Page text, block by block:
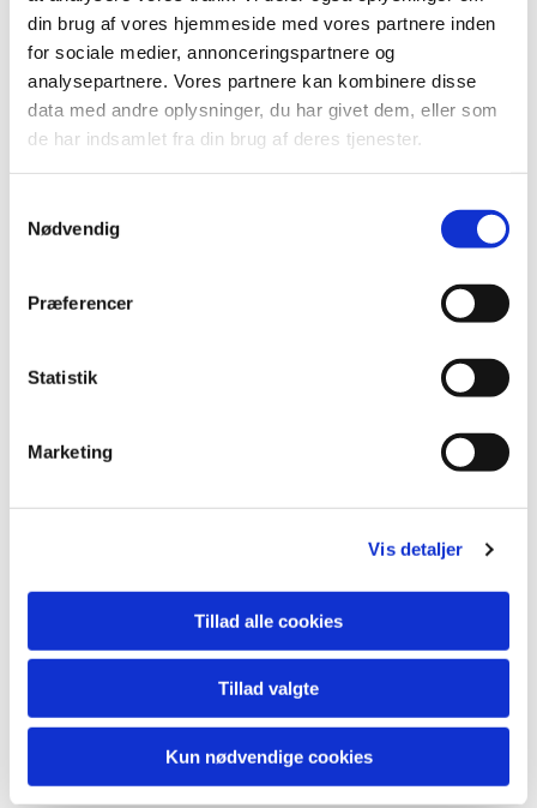
din brug af vores hjemmeside med vores partnere inden
for sociale medier, annonceringspartnere og
analysepartnere. Vores partnere kan kombinere disse
data med andre oplysninger, du har givet dem, eller som
de har indsamlet fra din brug af deres tjenester.
Nødvendig
Præferencer
Statistik
Marketing
Vis detaljer
Tillad alle cookies
Tillad valgte
Kun nødvendige cookies
Du vil måske også kunne